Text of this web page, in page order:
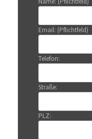
Email: (Pflichtfeld)
Telefon:
Straße:
PLZ: